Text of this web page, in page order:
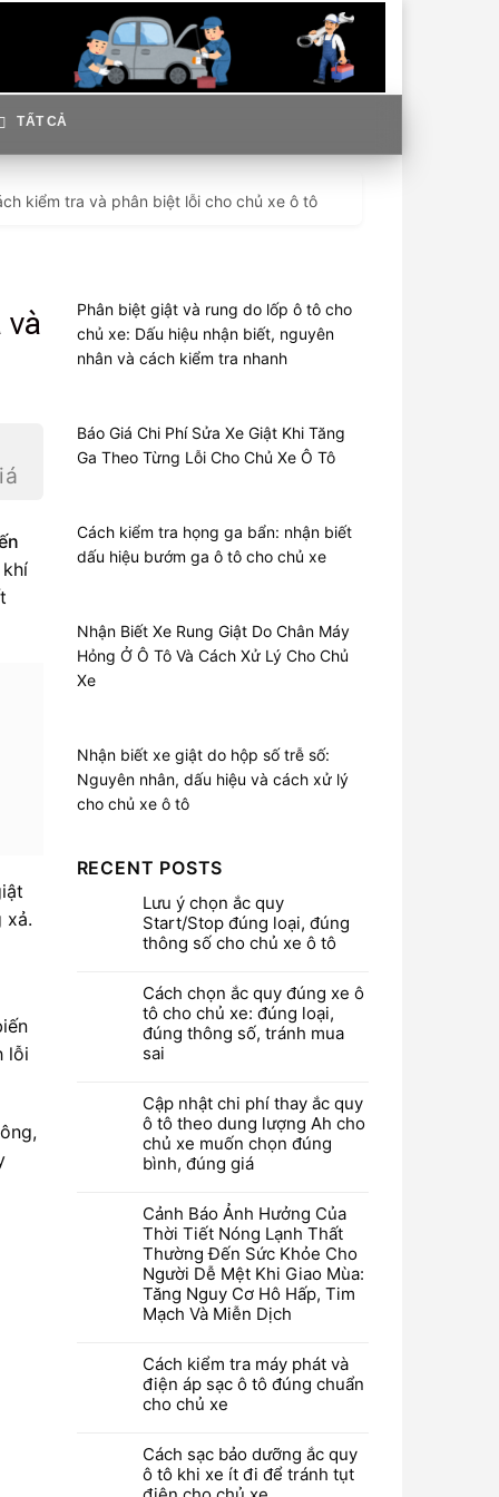
TẤT CẢ
kiểm tra và phân biệt lỗi cho chủ xe ô tô
và
xả.
lỗi
Phân biệt giật và rung do lốp ô tô cho
chủ xe: Dấu hiệu nhận biết, nguyên
nhân và cách kiểm tra nhanh
Báo Giá Chi Phí Sửa Xe Giật Khi Tăng
Ga Theo Từng Lỗi Cho Chủ Xe Ô Tô
Cách kiểm tra họng ga bẩn: nhận biết
dấu hiệu bướm ga ô tô cho chủ xe
Nhận Biết Xe Rung Giật Do Chân Máy
Hỏng Ở Ô Tô Và Cách Xử Lý Cho Chủ
Xe
Nhận biết xe giật do hộp số trễ số:
Nguyên nhân, dấu hiệu và cách xử lý
cho chủ xe ô tô
RECENT POSTS
Lưu ý chọn ắc quy
Start/Stop đúng loại, đúng
thông số cho chủ xe ô tô
Cách chọn ắc quy đúng xe ô
tô cho chủ xe: đúng loại,
đúng thông số, tránh mua
sai
Cập nhật chi phí thay ắc quy
ô tô theo dung lượng Ah cho
chủ xe muốn chọn đúng
bình, đúng giá
Cảnh Báo Ảnh Hưởng Của
Thời Tiết Nóng Lạnh Thất
Thường Đến Sức Khỏe Cho
Người Dễ Mệt Khi Giao Mùa:
Tăng Nguy Cơ Hô Hấp, Tim
Mạch Và Miễn Dịch
Cách kiểm tra máy phát và
điện áp sạc ô tô đúng chuẩn
cho chủ xe
Cách sạc bảo dưỡng ắc quy
ô tô khi xe ít đi để tránh tụt